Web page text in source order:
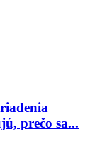
prečo sa...